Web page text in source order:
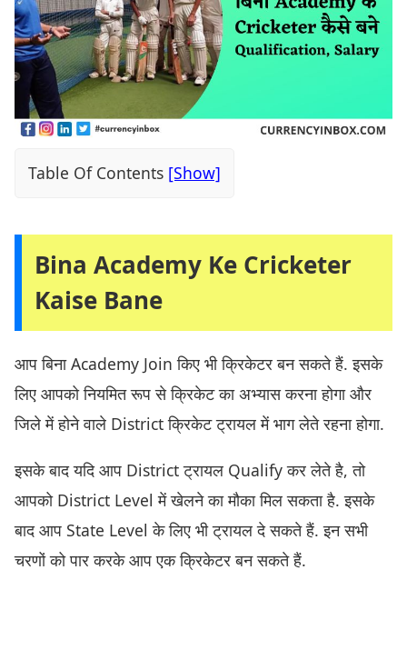
Table Of Contents
Bina Academy Ke Cricketer
Kaise Bane
आप बिना Academy Join किए भी क्रिकेटर बन सकते हैं. इसके
लिए आपको नियमित रूप से क्रिकेट का अभ्यास करना होगा और
जिले में होने वाले District क्रिकेट ट्रायल में भाग लेते रहना होगा.
इसके बाद यदि आप District ट्रायल Qualify कर लेते है, तो
आपको District Level में खेलने का मौका मिल सकता है. इसके
बाद आप State Level के लिए भी ट्रायल दे सकते हैं. इन सभी
चरणों को पार करके आप एक क्रिकेटर बन सकते हैं.